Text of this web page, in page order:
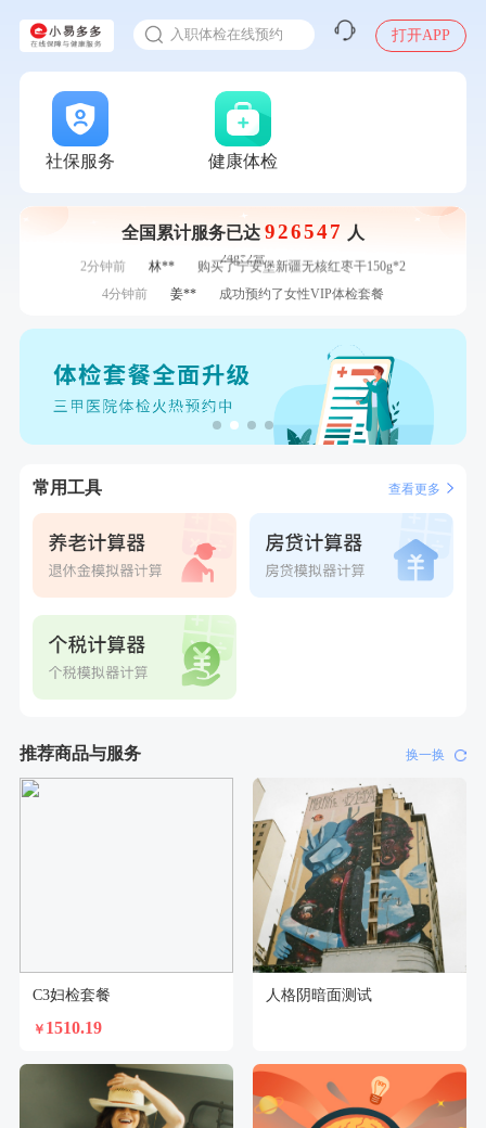
入职体检在线预约
打开APP
社保服务 健康体检
全国累计服务已达 926547 人
7分钟前 叶**
成功预约了男性婚前体检基础套餐
7分钟前
柯**
成功预约了关怀老人B套餐
刚刚
何**
购买了姚朵朵-1000g粗粮生活礼盒
刚刚
购买了姚朵朵-1000g粗粮生活礼盒
购买了中粮可益康红豆薏米粉500g
刚刚
购买了中粮可益康红豆薏米粉500g
李**
购买了七年五季黑咖啡速溶低脂无添加蔗糖美式咖啡粉
24g*2盒
2分钟前 林**
购买了宁安堡新疆无核红枣干150g*2
4分钟前
姜**
成功预约了女性VIP体检套餐
购买了美的体重秤 MO-CW5 白色
6分钟前
罗**
购买了美的体重秤 MO-CW5 白色
7分钟前
叶**
成功预约了男性婚前体检基础套餐
成功预约了关怀老人B套餐
刚刚
常用工具 查看更多
推荐商品与服务 换一换
C3妇检套餐
￥ 1510.19
人格阴暗面测试